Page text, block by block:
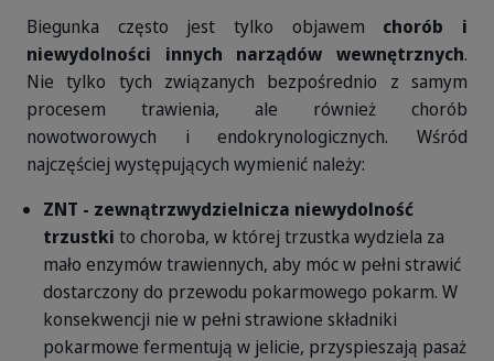
Biegunka często jest tylko objawem chorób i
niewydolności innych narządów wewnętrznych.
Nie tylko tych związanych bezpośrednio z samym
procesem trawienia, ale również chorób
nowotworowych i endokrynologicznych. Wśród
najczęściej występujących wymienić należy:
ZNT - zewnątrzwydzielnicza niewydolność
trzustki to choroba, w której trzustka wydziela za
mało enzymów trawiennych, aby móc w pełni strawić
dostarczony do przewodu pokarmowego pokarm. W
konsekwencji nie w pełni strawione składniki
pokarmowe fermentują w jelicie, przyspieszają pasaż